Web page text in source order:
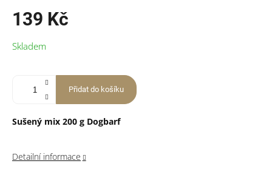
139 Kč
cena:
Skladem
Přidat do košíku
Sušený mix 200 g Dogbarf
Detailní informace